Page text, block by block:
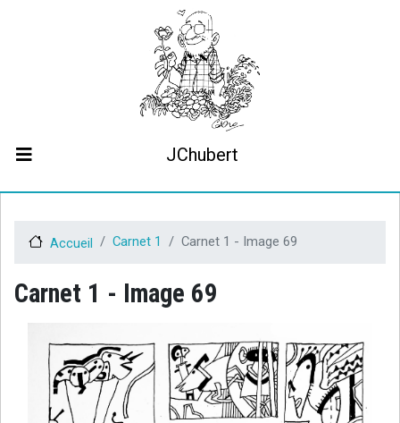
Aller
au
contenu
principal
JChubert
Biographie
ContactAccueil Carnet 1 Carnet 1 - Image 69
Carnet 1 - Image 69